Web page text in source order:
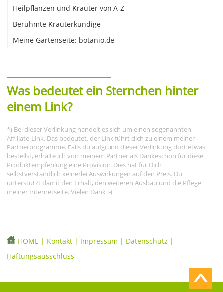
Heilpflanzen und Kräuter von A-Z
Berühmte Kräuterkundige
Meine Gartenseite: botanio.de
Was bedeutet ein Sternchen hinter
einem Link?
*) Bei dieser Verlinkung handelt es sich um einen sogenannten
Affiliate-Link. Das bedeutet, der Link führt dich zu einem meiner
Partnerprogramme. Falls du aufgrund dieser Verlinkung dort etwas
bestellst, erhalte ich von meinem Partner als Dankeschön für diese
Produktempfehlung eine Provision. Dies hat für Dich
selbstverständlich keinerlei Auswirkungen auf den Preis. Du
unterstützt damit den Erhalt, den weiteren Ausbau und die Pflege
meiner Internetseite. Vielen Dank :-)
HOME | Kontakt | Impressum | Datenschutz |
Haftungsausschluss